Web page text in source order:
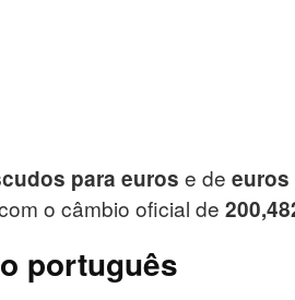
para euros e de euros
o câmbio oficial de
português